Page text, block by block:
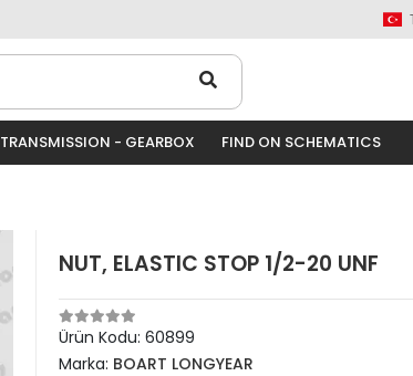
TRANSMISSION - GEARBOX FIND ON SCHEMATICS
NUT, ELASTIC STOP 1/2-20 UNF
Ürün Kodu: 60899
Marka: BOART LONGYEAR